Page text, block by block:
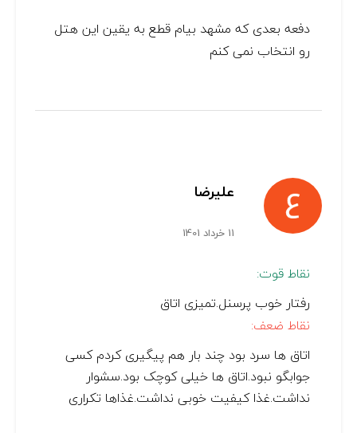
دفعه بعدی که مشهد بیام قطع به یقین این هتل
رو انتخاب نمی کنم
علیرضا
11 خرداد 1401
نقاط قوت:
رفتار خوب پرسنل.تمیزی اتاق
نقاط ضعف:
اتاق ها سرد بود چند بار هم پیگیری کردم کسی
جوابگو نبود.اتاق ها خیلی کوچک بود.سشوار
نداشت.غذا کیفیت خوبی نداشت.غذاها تکراری